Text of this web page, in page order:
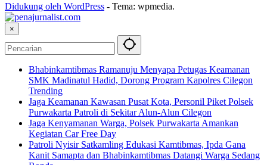
Didukung oleh WordPress - Tema: wpmedia.
×
Bhabinkamtibmas Ramanuju Menyapa Petugas Keamanan
SMK Madinatul Hadid, Dorong Program Kapolres Cilegon
Trending
Jaga Keamanan Kawasan Pusat Kota, Personil Piket Polsek
Purwakarta Patroli di Sekitar Alun-Alun Cilegon
Jaga Kenyamanan Warga, Polsek Purwakarta Amankan
Kegiatan Car Free Day
Patroli Nyisir Satkamling Edukasi Kamtibmas, Ipda Gana
Kanit Samapta dan Bhabinkamtibmas Datangi Warga Sedang